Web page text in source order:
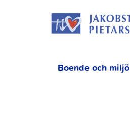
Boende och miljö